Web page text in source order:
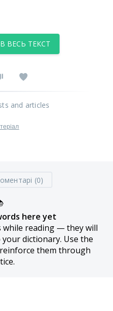
ВЕСЬ ТЕКСТ
and articles
(0)
here yet
reading — they will
dictionary. Use the
them through